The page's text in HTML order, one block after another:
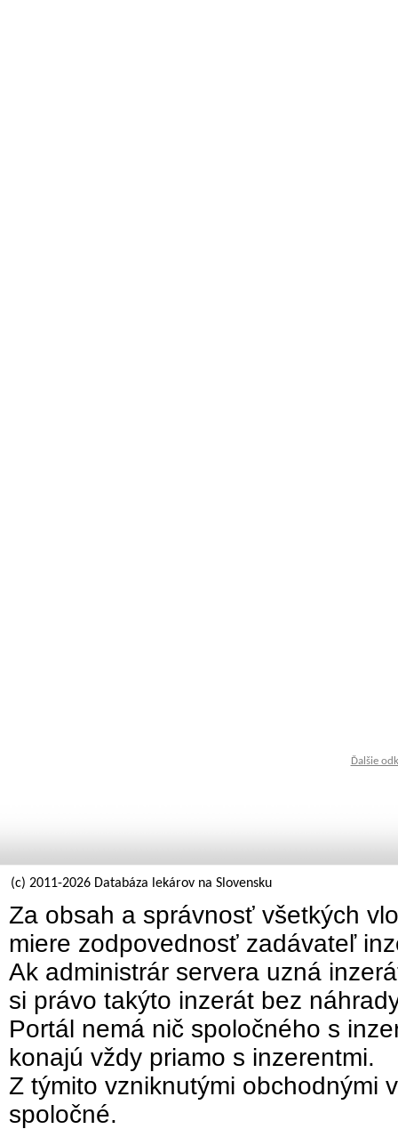
Ďalšie
(c) 2011-2026 Databáza lekárov na Slovensku
Za obsah a správnosť všetkých
miere zodpovednosť zadávateľ
Ak administrár servera uzná
si právo takýto inzerát bez
Portál nemá nič spoločného s
konajú vždy priamo s inzerentmi.
Z týmito vzniknutými obchodnými
spoločné.